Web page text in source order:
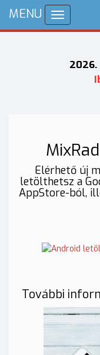
2026.
MENU
Toggle
navigation
Elérhető új
letölthetsz a
AppStore-ból,
További